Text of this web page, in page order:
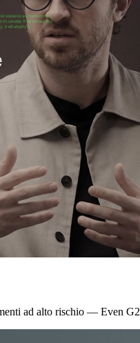
ad alto rischio — Even